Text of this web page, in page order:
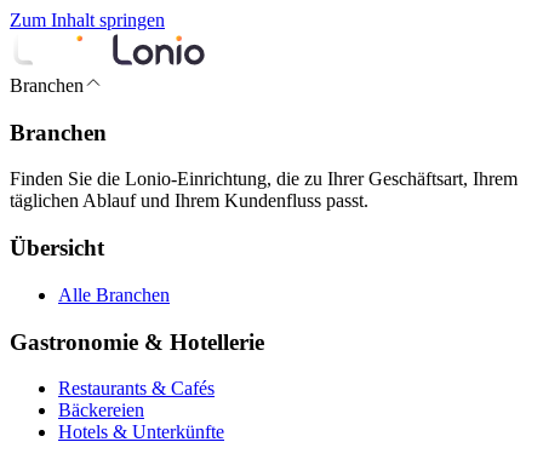
Zum Inhalt springen
Branchen
Branchen
Finden Sie die Lonio-Einrichtung, die zu Ihrer Geschäftsart, Ihrem
täglichen Ablauf und Ihrem Kundenfluss passt.
Übersicht
Alle Branchen
Gastronomie & Hotellerie
Restaurants & Cafés
Bäckereien
Hotels & Unterkünfte